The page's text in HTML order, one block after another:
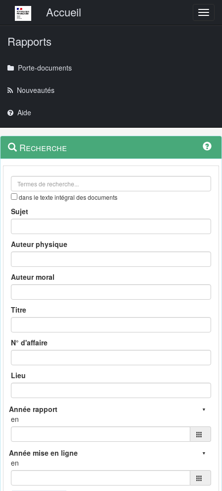
Menu principalAccueil
Rapports
Porte-documents
Nouveautés
Aide
Navigation
outils
Menu
contextuel
Recherche
dans le texte intégral des documents
Sujet
Auteur physique
Auteur moral
Titre
N° d'affaire
Lieu
en
en